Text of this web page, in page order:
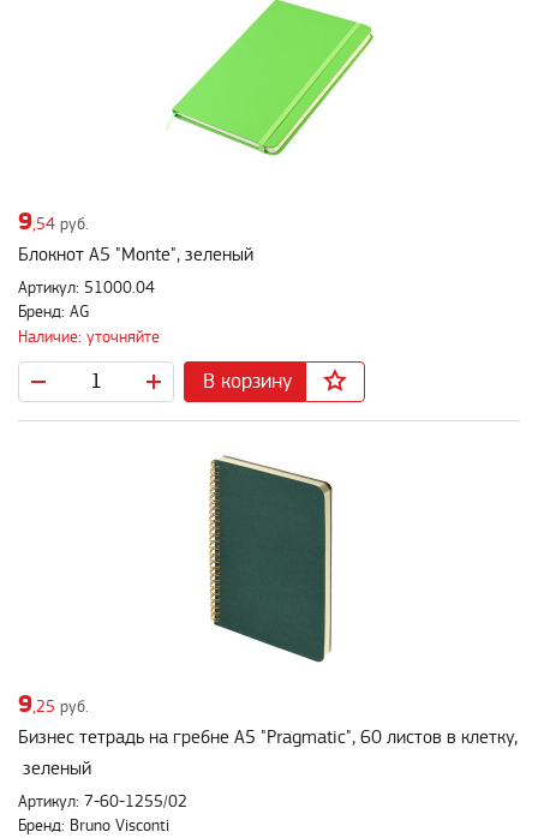
9,54 руб.
Блокнот A5 "Monte", зеленый
Артикул: 51000.04
Бренд: AG
Наличие: уточняйте
В корзину
9 ,25 руб.
Бизнес тетрадь на гребне А5 "Pragmatic", 60 листов в клетку,
зеленый
Артикул: 7-60-1255/02
Бренд: Bruno Visconti